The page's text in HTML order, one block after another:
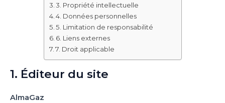
3. Propriété intellectuelle
4. Données personnelles
5. Limitation de responsabilité
6. Liens externes
7. Droit applicable
1. Éditeur du site
AlmaGaz